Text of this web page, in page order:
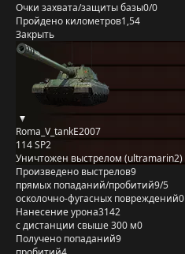
Очки захвата/защиты базы0/0
Пройдено километров1,54
Закрыть
Roma_V_tankE2007
114 SP2
Уничтожен выстрелом (ultramarin2)
Произведено выстрелов9
прямых попаданий/пробитий9/5
осколочно-фугасных повреждений0
Нанесение урона3142
с дистанции свыше 300 м0
Получено попаданий9